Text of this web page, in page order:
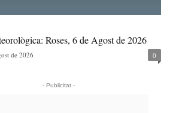
Roses, 6 de Agost de 2026
de 2026 0
- Publicitat -